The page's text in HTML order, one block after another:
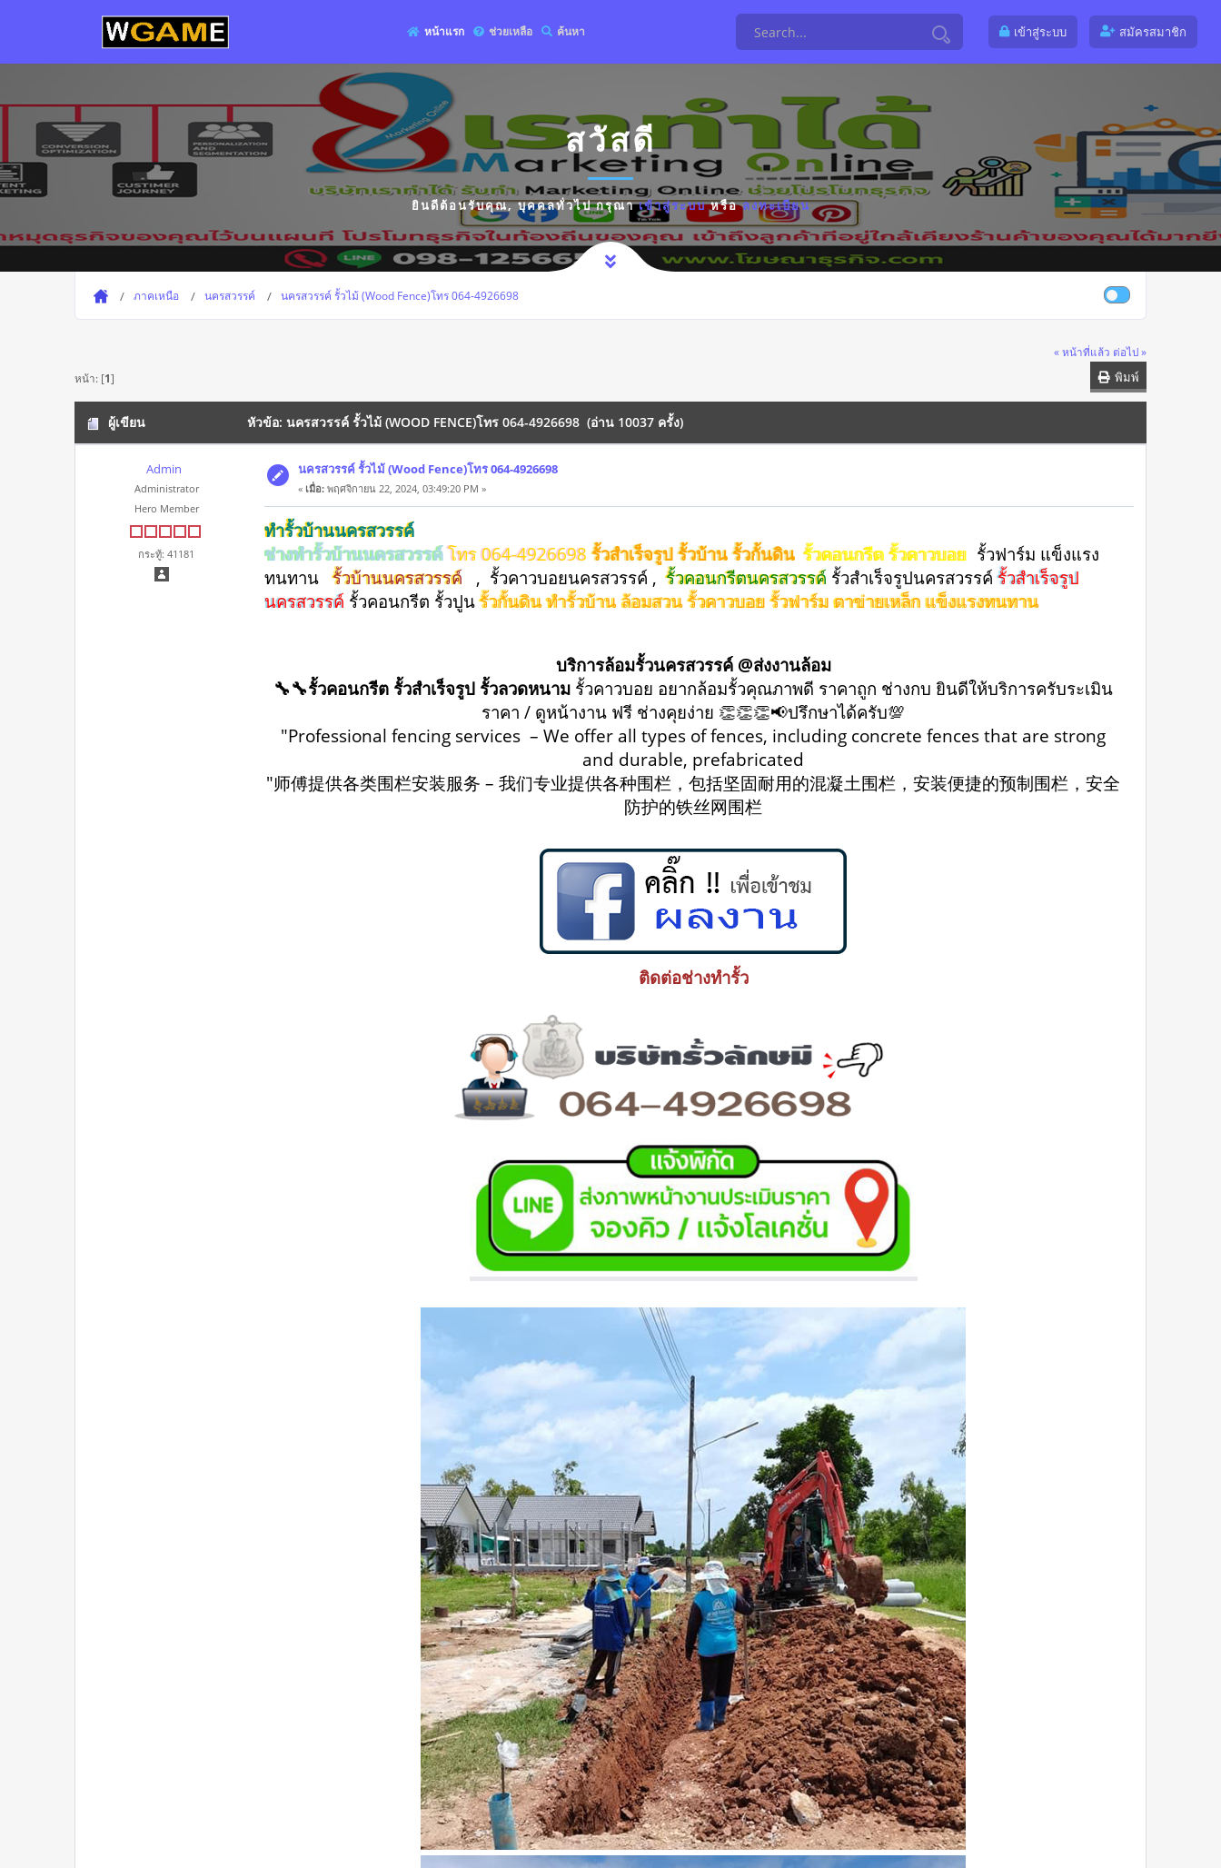
หน้าแรก ช่วยเหลือ ค้นหา เข้าสู่ระบบ สมัครสมาชิก
สวัสดี
ยินดีต้อนรับคุณ,บุคคลทั่วไปกรุณาเข้าสู่ระบบหรือลงทะเบียน
ภาคเหนือ นครสวรรค์ นครสวรรค์ รั้วไม้ (Wood Fence)โทร 064-4926698
« หน้าที่แล้ว ต่อไป »
พิมพ์
หน้า: [1]
ผู้เขียน หัวข้อ: นครสวรรค์ รั้วไม้ (WOOD FENCE)โทร 064-4926698 (อ่าน 10037 ครั้ง)
Admin
Administrator
Hero Member
กระทู้: 41181
นครสวรรค์ รั้วไม้ (Wood Fence)โทร 064-4926698
« เมื่อ:พฤศจิกายน 22, 2024, 03:49:20 PM »
ทำรั้วบ้านนครสวรรค์
ช่างทำรั้วบ้านนครสวรรค์โทร 064-4926698 รั้วสำเร็จรูป รั้วบ้าน รั้วกั้นดิน รั้วคอนกรีต รั้วคาวบอย รั้วฟาร์ม แข็งแรง
ทนทาน
รั้วบ้านนครสวรรค์ , รั้วคาวบอยนครสวรรค์ , รั้วคอนกรีตนครสวรรค์ รั้วสําเร็จรูปนครสวรรค์ รั้วสำเร็จรูป
นครสวรรค์ รั้วคอนกรีต รั้วปูน รั้วกั้นดิน ทำรั้วบ้าน ล้อมสวน รั้วคาวบอย รั้วฟาร์ม ตาข่ายเหล็ก แข็งแรงทนทาน
บริการล้อมรั้วนครสวรรค์ @ส่งงานล้อม
🔧🔧รั้วคอนกรีต รั้วสำเร็จรูป รั้วลวดหนาม รั้วคาวบอย อยากล้อมรั้วคุณภาพดี ราคาถูก ช่างกบ ยินดีให้บริการครับระเมิน
ราคา / ดูหน้างาน ฟรี ช่างคุยง่าย 👏👏👏📢ปรึกษาได้ครับ💯
"Professional fencing services – We offer all types of fences, including concrete fences that are strong
and durable, prefabricated
"师傅提供各类围栏安装服务 – 我们专业提供各种围栏，包括坚固耐用的混凝土围栏，安装便捷的预制围栏，安全
防护的铁丝网围栏
ติดต่อช่างทำรั้ว